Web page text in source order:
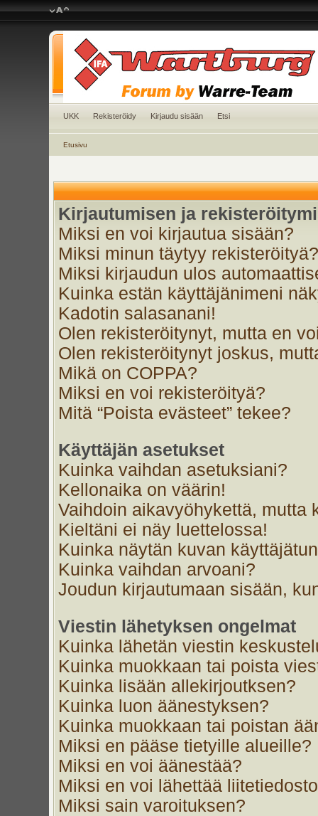
UKK Rekisteröidy Kirjaudu sisään Etsi
Etusivu
Kirjautumisen ja
Miksi en voi kirjautua sisään?
Miksi minun täytyy rekisteröityä?
Miksi kirjaudun ulos
Kuinka estän käyttäjänimeni
Kadotin salasanani!
Olen rekisteröitynyt, mutta en
Olen rekisteröitynyt joskus,
Mikä on COPPA?
Miksi en voi rekisteröityä?
Mitä “Poista evästeet” tekee?
Käyttäjän asetukset
Kuinka vaihdan asetuksiani?
Kellonaika on väärin!
Vaihdoin aikavyöhykettä, mutta
Kieltäni ei näy luettelossa!
Kuinka näytän kuvan
Kuinka vaihdan arvoani?
Joudun kirjautumaan sisään,
Viestin lähetyksen ongelmat
Kuinka lähetän viestin
Kuinka muokkaan tai poista
Kuinka lisään allekirjoutksen?
Kuinka luon äänestyksen?
Kuinka muokkaan tai poistan
Miksi en pääse tietyille alueille?
Miksi en voi äänestää?
Miksi en voi lähettää
Miksi sain varoituksen?